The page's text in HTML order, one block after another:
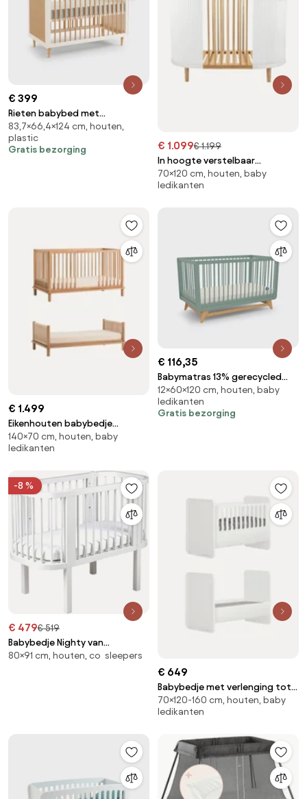
€ 399
Rieten babybed met
verstelbare bodem, Kaya
83,7×66,4×124 cm, houten,
plastic
Gratis bezorging
€ 1.099€ 1.199
In hoogte verstelbaar
babybedje Kai, handgemaakt,
70 x 120 cm
70×120 cm, houten, baby
ledikanten
€ 1.499
Eikenhouten babybedje
Latitude met uitbouw tot
ledikant, 70 x 140 cm
140×70 cm, houten, baby
ledikanten
€ 116,35
Babymatras 13% gerecycled
schuim
12×60×120 cm, houten, baby
ledikanten
Gratis bezorging
-8 %
€ 479€ 519
Babybedje Nighty van
beukenhout, 91 x H 80 cm
80×91 cm, houten, co sleepers
€ 649
Babybedje met verlenging tot
peuterbed, 70 x 120/160 cm
70×120-160 cm, houten, baby
ledikanten